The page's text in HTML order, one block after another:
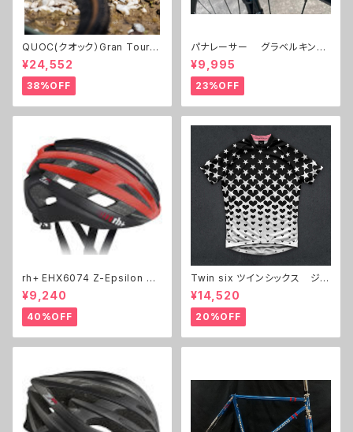
QUOC(クオック）Gran Tourer
Ⅱ
¥24,552
38%OFF
パナレーサー グラベルキング
700C 32c,38c 限定色 ２本セ
ット
¥9,995
23%OFF
rh+ EHX6074 Z-Epsilon ヘ
ルメット
¥9,240
40%OFF
Twin six ツインシックス ジャ
ージ The BKB
¥14,520
20%OFF